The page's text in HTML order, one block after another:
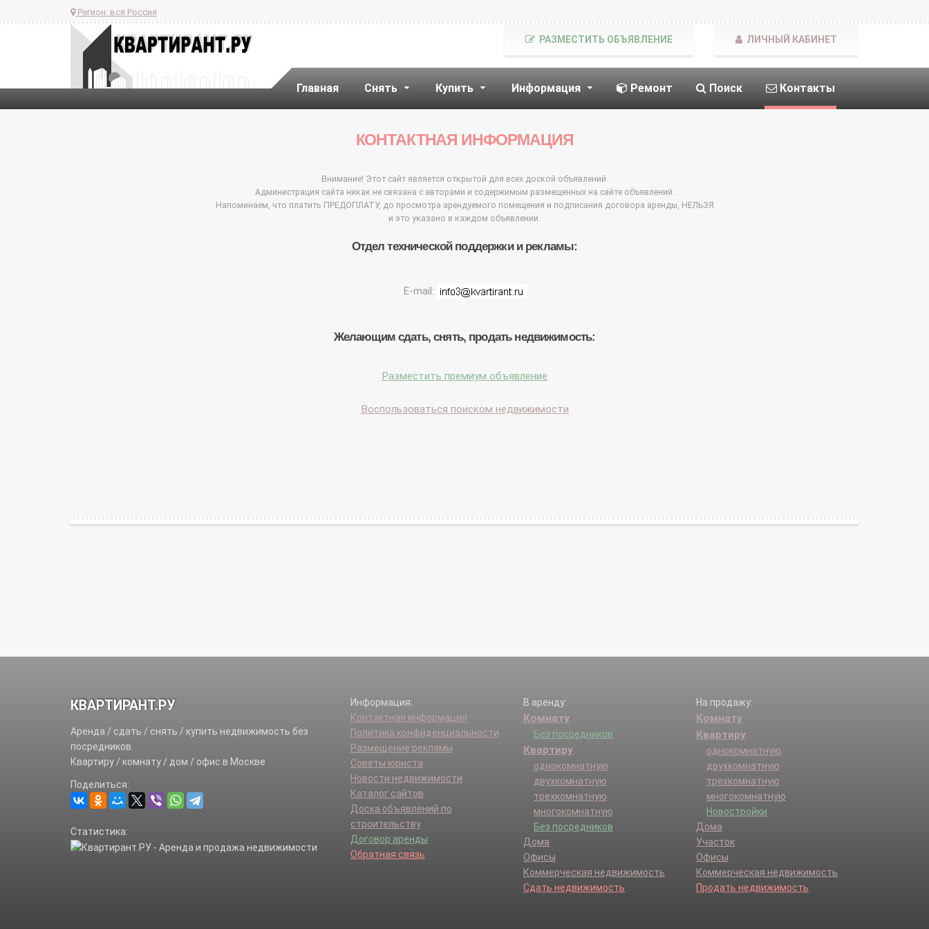
Регион: вся Россия
Главная Снять Купить Информация Ремонт Поиск Контакты
РАЗМЕСТИТЬ ОБЪЯВЛЕНИЕ ЛИЧНЫЙ КАБИНЕТ
КОНТАКТНАЯ ИНФОРМАЦИЯ
Внимание! Этот сайт является открытой для всех доской объявлений.
Администрация сайта никак не связана с авторами и содержимым размещенных на сайте объявлений.
Напоминаем, что платить ПРЕДОПЛАТУ, до просмотра арендуемого помещения и подписания договора аренды, НЕЛЬЗЯ
и это указано в каждом объявлении.
Отдел технической поддержки и рекламы:
E-mail:
Желающим сдать, снять, продать недвижимость:
Разместить премиум объявление
Воспользоваться поиском недвижимости
КВАРТИРАНТ.РУ
Аренда / сдать / снять / купить недвижимость без
посредников.
Квартиру / комнату / дом / офис в Москве
Поделиться:
Статистика:
Информация:
Контактная информация
Политика конфиденциальности
Размещение рекламы
Советы юриста
Новости недвижимости
Каталог сайтов
Доска объявлений по
строительству
Договор аренды
Обратная связь
В аренду:
Комнату
Без посредников
Квартиру
однокомнатную
двухкомнатную
трехкомнатную
многокомнатную
Без посредников
Дома
Офисы
Коммерческая недвижимость
Сдать недвижимость
На продажу:
Комнату
Квартиру
однокомнатную
двухкомнатную
трехкомнатную
многокомнатную
Новостройки
Дома
Участок
Офисы
Коммерческая недвижимость
Продать недвижимость